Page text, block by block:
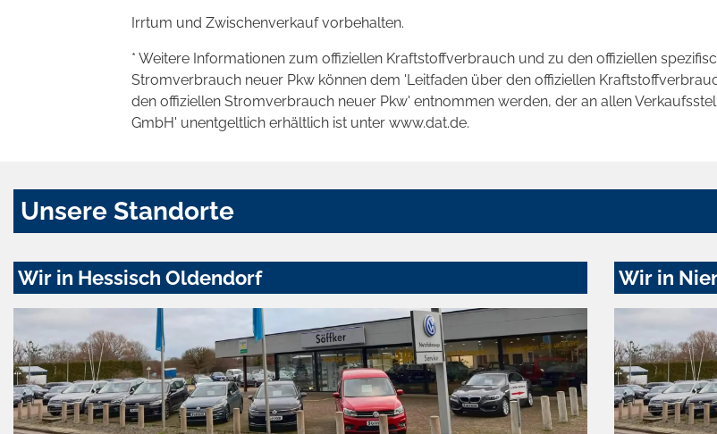
Irrtum und Zwischenverkauf vorbehalten.
* Weitere Informationen zum offiziellen Kraftstoffverbrauch und zu den offiziellen
Stromverbrauch neuer Pkw können dem 'Leitfaden über den offiziellen
den offiziellen Stromverbrauch neuer Pkw' entnommen werden, der an allen
GmbH' unentgeltlich erhältlich ist unter www.dat.de.
Unsere Standorte
Wir in Hessisch Oldendorf Wir in